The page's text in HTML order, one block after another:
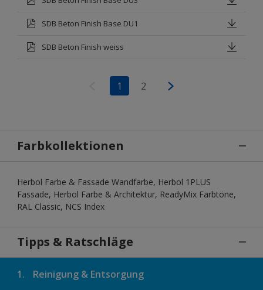
SDB Beton Finish Base DU1
SDB Beton Finish weiss
1 2
Farbkollektionen
Herbol Farbe & Fassade Wandfarbe, Herbol 1PLUS
Fassade, Herbol Farbe & Architektur, ReadyMix Farbtöne,
RAL Classic, NCS Index
Tipps & Ratschläge
1. Reinigung & Entsorgung